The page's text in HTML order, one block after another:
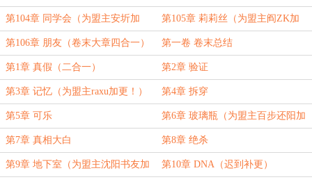
第104章 同学会（为盟主安圻加
更！）
第105章 莉莉丝（为盟主阎ZK加
更！）
第106章 朋友（卷末大章四合一） 第一卷 卷末总结
第1章 真假（二合一） 第2章 验证
第3章 记忆（为盟主raxu加更！） 第4章 拆穿
第5章 可乐 第6章 玻璃瓶（为盟主百步还阳加
更！）
第7章 真相大白 第8章 绝杀
第9章 地下室（为盟主沈阳书友加 第10章 DNA（迟到补更）